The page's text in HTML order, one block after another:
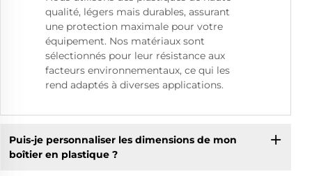
qualité, légers mais durables, assurant
une protection maximale pour votre
équipement. Nos matériaux sont
sélectionnés pour leur résistance aux
facteurs environnementaux, ce qui les
rend adaptés à diverses applications.
Puis-je personnaliser les dimensions de mon
boîtier en plastique ?